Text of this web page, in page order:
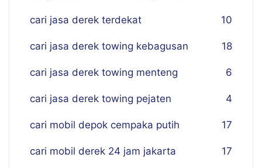
cari jasa derek terdekat 10
cari jasa derek towing kebagusan 18
cari jasa derek towing menteng 6
cari jasa derek towing pejaten 4
cari mobil depok cempaka putih 17
cari mobil derek 24 jam jakarta 17